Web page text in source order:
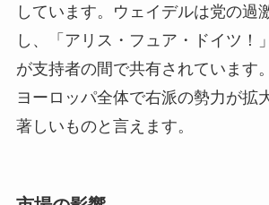
しています。ウェイデルは党の過
し、「アリス・フュア・ドイツ！
が支持者の間で共有されています
ヨーロッパ全体で右派の勢力が拡
著しいものと言えます。